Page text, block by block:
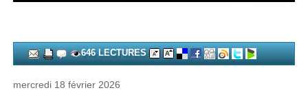
646 LECTURES
mercredi 18 février 2026